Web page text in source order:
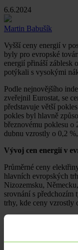
6.6.2024
Martin Babušík
Vyšší ceny energií v
byly pro evropské
energií přináší záblesk
potýkali s vysokými
Podle nejnovějšího
zveřejnil Eurostat, se
představuje větší
pokles byl hlavně
březnovému poklesu o
dubnu vzrostly o 0,2
Vývoj cen energií v
Průměrné ceny
hlavních evropských
Nizozemsku,
srovnání s
trhy, kde ceny vzrostly
Největší pokles cen
kde ceny klesly o 56